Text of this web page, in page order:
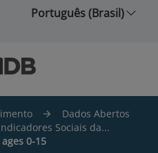
Português (Brasil)
Dados Abertos
Sociais da...
0-15